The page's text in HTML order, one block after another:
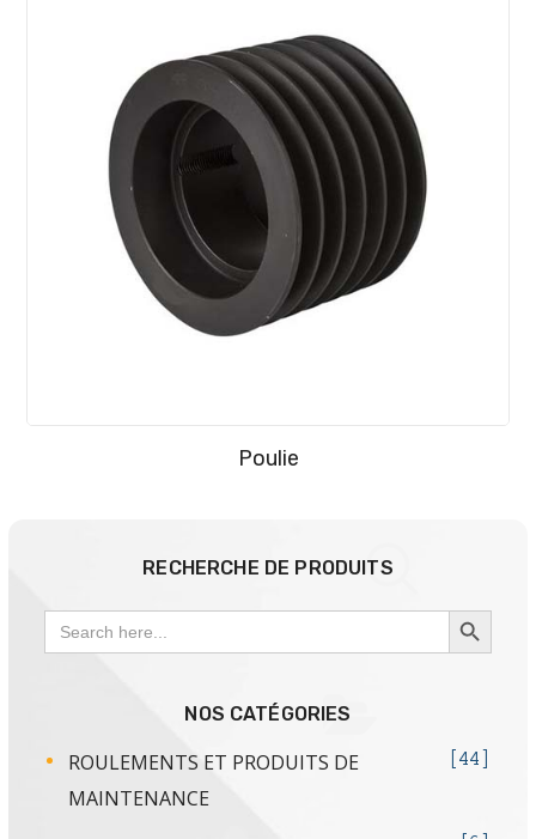
Poulie
RECHERCHE DE PRODUITS
Search
for:
SEARCH BUTTON
NOS CATÉGORIES
ROULEMENTS ET PRODUITS DE
MAINTENANCE
44